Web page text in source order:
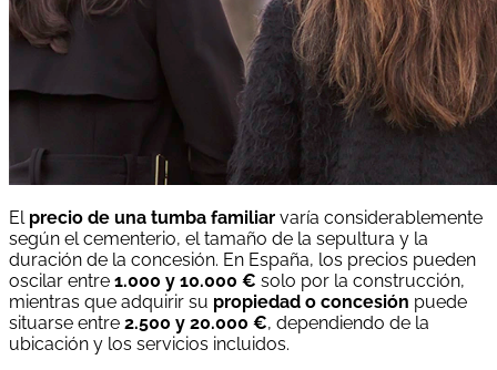
El precio de una tumba familiar varía considerablemente
según el cementerio, el tamaño de la sepultura y la
duración de la concesión. En España, los precios pueden
oscilar entre 1.000 y 10.000 € solo por la construcción,
mientras que adquirir su propiedad o concesión puede
situarse entre 2.500 y 20.000 €, dependiendo de la
ubicación y los servicios incluidos.